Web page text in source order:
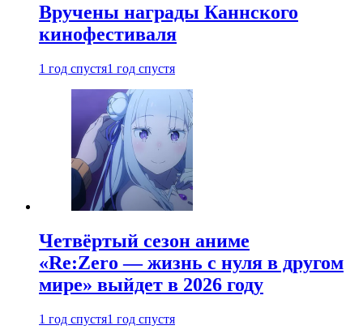
Вручены награды Каннского
кинофестиваля
1 год спустя1 год спустя
Четвёртый сезон аниме
«Re:Zero — жизнь с нуля в другом
мире» выйдет в 2026 году
1 год спустя1 год спустя